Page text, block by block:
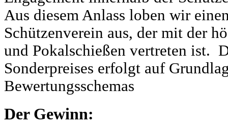
Aus diesem Anlass loben wir
Schützenverein aus, der mit der
und Pokalschießen vertreten ist.
Sonderpreises erfolgt auf
Bewertungsschemas
Der Gewinn: